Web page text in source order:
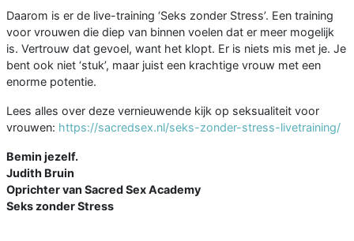
Daarom is er de live-training ‘Seks zonder Stress’. Een training
voor vrouwen die diep van binnen voelen dat er meer mogelijk
is. Vertrouw dat gevoel, want het klopt. Er is niets mis met je. Je
bent ook niet ‘stuk’, maar juist een krachtige vrouw met een
enorme potentie.
Lees alles over deze vernieuwende kijk op seksualiteit voor
vrouwen: https://sacredsex.nl/seks-zonder-stress-livetraining/
Bemin jezelf.
Judith Bruin
Oprichter van Sacred Sex Academy
Seks zonder Stress